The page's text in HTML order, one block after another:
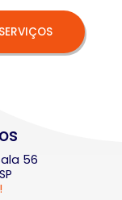
56